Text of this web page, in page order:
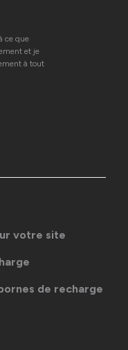
ce que
et je
à tout
votre site
de recharge